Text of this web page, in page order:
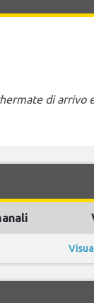
di arrivo